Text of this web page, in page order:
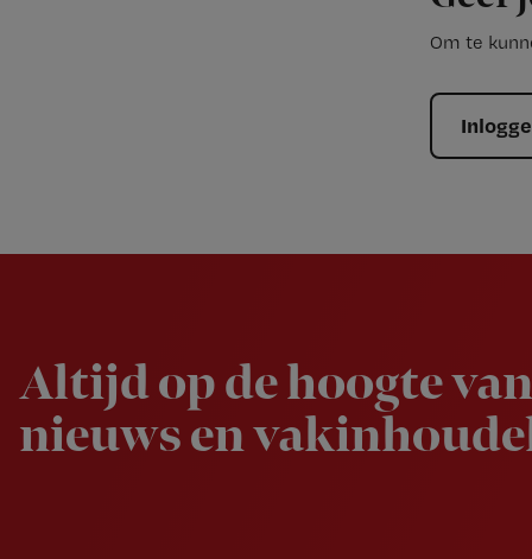
Om te
Altijd op de hoogte
nieuws en